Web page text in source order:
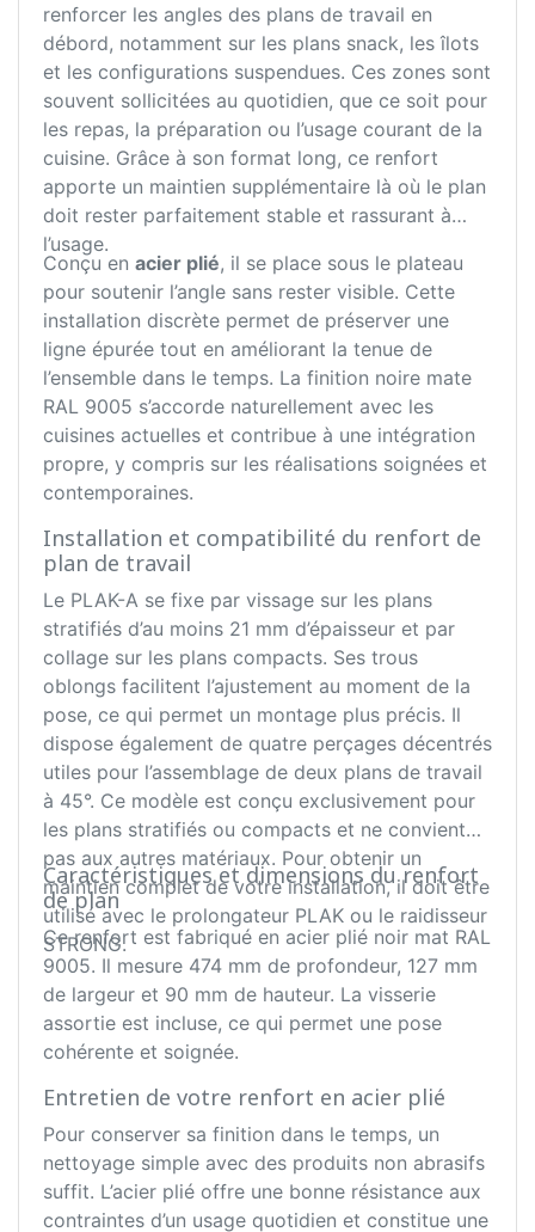
renforcer les angles des plans de travail en
débord, notamment sur les plans snack, les îlots
et les configurations suspendues. Ces zones sont
souvent sollicitées au quotidien, que ce soit pour
les repas, la préparation ou l’usage courant de la
cuisine. Grâce à son format long, ce renfort
apporte un maintien supplémentaire là où le plan
doit rester parfaitement stable et rassurant à
l’usage.
Conçu en acier plié, il se place sous le plateau
pour soutenir l’angle sans rester visible. Cette
installation discrète permet de préserver une
ligne épurée tout en améliorant la tenue de
l’ensemble dans le temps. La finition noire mate
RAL 9005 s’accorde naturellement avec les
cuisines actuelles et contribue à une intégration
propre, y compris sur les réalisations soignées et
contemporaines.
Installation et compatibilité du renfort de
plan de travail
Le PLAK-A se fixe par vissage sur les plans
stratifiés d’au moins 21 mm d’épaisseur et par
collage sur les plans compacts. Ses trous
oblongs facilitent l’ajustement au moment de la
pose, ce qui permet un montage plus précis. Il
dispose également de quatre perçages décentrés
utiles pour l’assemblage de deux plans de travail
à 45°. Ce modèle est conçu exclusivement pour
les plans stratifiés ou compacts et ne convient
pas aux autres matériaux. Pour obtenir un
maintien complet de votre installation, il doit être
utilisé avec le prolongateur PLAK ou le raidisseur
STRONG.
Caractéristiques et dimensions du renfort
de plan
Ce renfort est fabriqué en acier plié noir mat RAL
9005. Il mesure 474 mm de profondeur, 127 mm
de largeur et 90 mm de hauteur. La visserie
assortie est incluse, ce qui permet une pose
cohérente et soignée.
Entretien de votre renfort en acier plié
Pour conserver sa finition dans le temps, un
nettoyage simple avec des produits non abrasifs
suffit. L’acier plié offre une bonne résistance aux
contraintes d’un usage quotidien et constitue une